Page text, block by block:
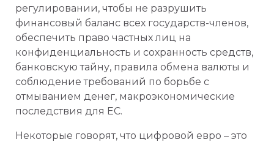
регулировании, чтобы не разрушить
финансовый баланс всех государств-членов,
обеспечить право частных лиц на
конфиденциальность и сохранность средств,
банковскую тайну, правила обмена валюты и
соблюдение требований по борьбе с
отмыванием денег, макроэкономические
последствия для ЕС.
Некоторые говорят, что цифровой евро – это